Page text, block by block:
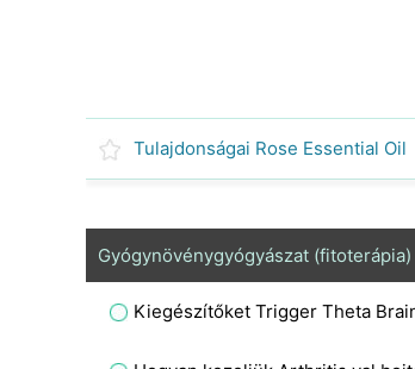
Tulajdonságai Rose Essential Oil
Gyógynövénygyógyászat (fitoterápia)
Kiegészítőket Trigger Theta